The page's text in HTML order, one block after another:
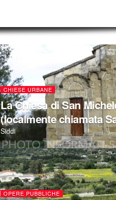
CHIESE URBANE
La Chiesa di San
(localmente chiamata
Siddi
OPERE PUBBLICHE